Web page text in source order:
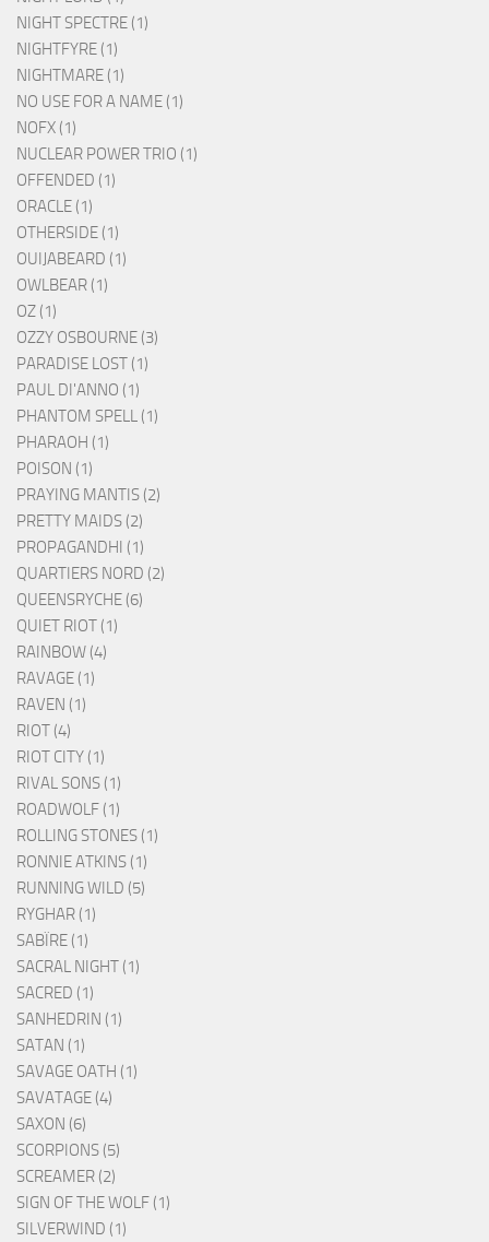
NIGHT SPECTRE (1)
NIGHTFYRE (1)
NIGHTMARE (1)
NO USE FOR A NAME (1)
NOFX (1)
NUCLEAR POWER TRIO (1)
OFFENDED (1)
ORACLE (1)
OTHERSIDE (1)
OUIJABEARD (1)
OWLBEAR (1)
OZ (1)
OZZY OSBOURNE (3)
PARADISE LOST (1)
PAUL DI'ANNO (1)
PHANTOM SPELL (1)
PHARAOH (1)
POISON (1)
PRAYING MANTIS (2)
PRETTY MAIDS (2)
PROPAGANDHI (1)
QUARTIERS NORD (2)
QUEENSRYCHE (6)
QUIET RIOT (1)
RAINBOW (4)
RAVAGE (1)
RAVEN (1)
RIOT (4)
RIOT CITY (1)
RIVAL SONS (1)
ROADWOLF (1)
ROLLING STONES (1)
RONNIE ATKINS (1)
RUNNING WILD (5)
RYGHAR (1)
SABÏRE (1)
SACRAL NIGHT (1)
SACRED (1)
SANHEDRIN (1)
SATAN (1)
SAVAGE OATH (1)
SAVATAGE (4)
SAXON (6)
SCORPIONS (5)
SCREAMER (2)
SIGN OF THE WOLF (1)
SILVERWIND (1)